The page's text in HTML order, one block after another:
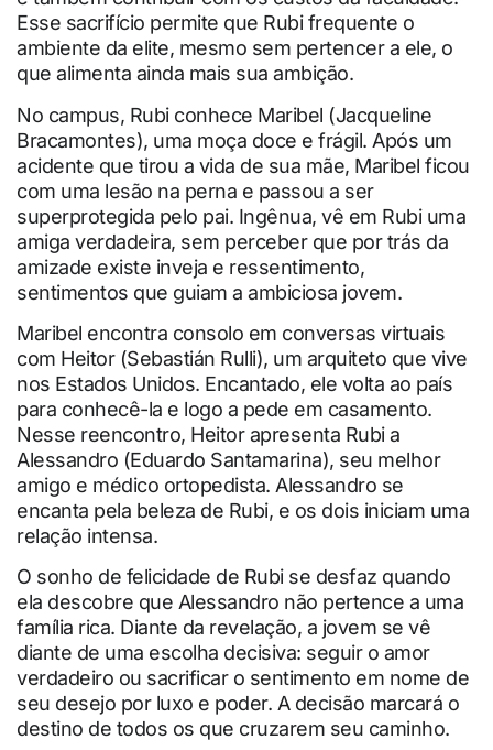
Esse sacrifício permite que Rubi frequente o
ambiente da elite, mesmo sem pertencer a ele, o
que alimenta ainda mais sua ambição.
No campus, Rubi conhece Maribel (Jacqueline
Bracamontes), uma moça doce e frágil. Após um
acidente que tirou a vida de sua mãe, Maribel ficou
com uma lesão na perna e passou a ser
superprotegida pelo pai. Ingênua, vê em Rubi uma
amiga verdadeira, sem perceber que por trás da
amizade existe inveja e ressentimento,
sentimentos que guiam a ambiciosa jovem.
Maribel encontra consolo em conversas virtuais
com Heitor (Sebastián Rulli), um arquiteto que vive
nos Estados Unidos. Encantado, ele volta ao país
para conhecê-la e logo a pede em casamento.
Nesse reencontro, Heitor apresenta Rubi a
Alessandro (Eduardo Santamarina), seu melhor
amigo e médico ortopedista. Alessandro se
encanta pela beleza de Rubi, e os dois iniciam uma
relação intensa.
O sonho de felicidade de Rubi se desfaz quando
ela descobre que Alessandro não pertence a uma
família rica. Diante da revelação, a jovem se vê
diante de uma escolha decisiva: seguir o amor
verdadeiro ou sacrificar o sentimento em nome de
seu desejo por luxo e poder. A decisão marcará o
destino de todos os que cruzarem seu caminho.